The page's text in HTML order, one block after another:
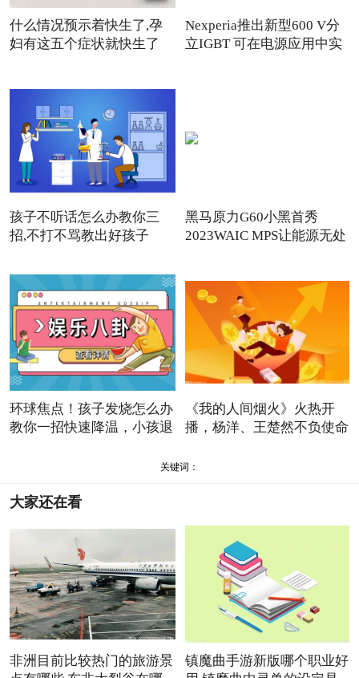
什么情况预示着快生了,孕
妇有这五个症状就快生了
Nexperia推出新型600 V分
立IGBT 可在电源应用中实
孩子不听话怎么办教你三
招,不打不骂教出好孩子
黑马原力G60小黑首秀
2023WAIC MPS让能源无处
环球焦点！孩子发烧怎么办
教你一招快速降温，小孩退
《我的人间烟火》火热开
播，杨洋、王楚然不负使命
关键词：
大家还在看
非洲目前比较热门的旅游景
镇魔曲手游新版哪个职业好